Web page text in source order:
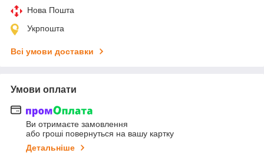
Нова Пошта
Укрпошта
Всі умови доставки
Умови оплати
Ви отримаєте замовлення
або гроші повернуться на вашу картку
Детальніше